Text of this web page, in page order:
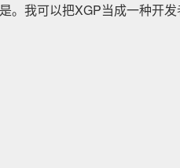
我可以把XGP当成一种开